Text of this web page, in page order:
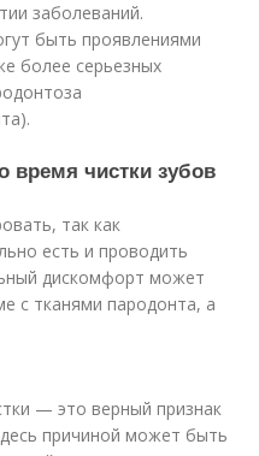
заболеваний.
быть проявлениями
более серьезных
чистки зубов
так как
есть и проводить
дискомфорт может
с тканями пародонта, а
— это верный признак
причиной может быть